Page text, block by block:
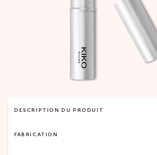
DESCRIPTION DU PRODUIT
FABRICATION